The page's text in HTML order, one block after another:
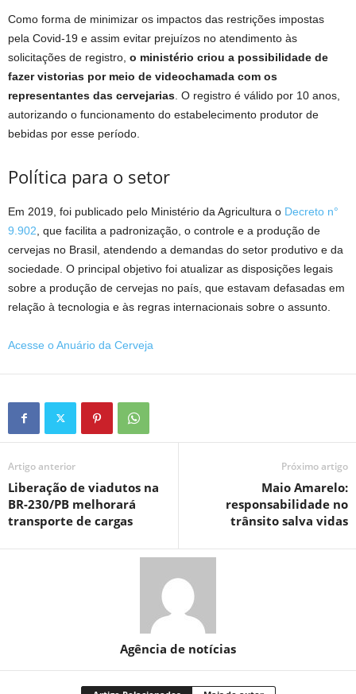
Como forma de minimizar os impactos das restrições impostas
pela Covid-19 e assim evitar prejuízos no atendimento às
solicitações de registro, o ministério criou a possibilidade de
fazer vistorias por meio de videochamada com os
representantes das cervejarias . O registro é válido por 10 anos,
autorizando o funcionamento do estabelecimento produtor de
bebidas por esse período.
Política para o setor
Em 2019, foi publicado pelo Ministério da Agricultura o Decreto n°
9.902 , que facilita a padronização, o controle e a produção de
cervejas no Brasil, atendendo a demandas do setor produtivo e da
sociedade. O principal objetivo foi atualizar as disposições legais
sobre a produção de cervejas no país, que estavam defasadas em
relação à tecnologia e às regras internacionais sobre o assunto.
Acesse o Anuário da Cerveja
Artigo anterior
Liberação de viadutos na
BR-230/PB melhorará
transporte de cargas
Próximo artigo
Maio Amarelo:
responsabilidade no
trânsito salva vidas
Agência de notícias